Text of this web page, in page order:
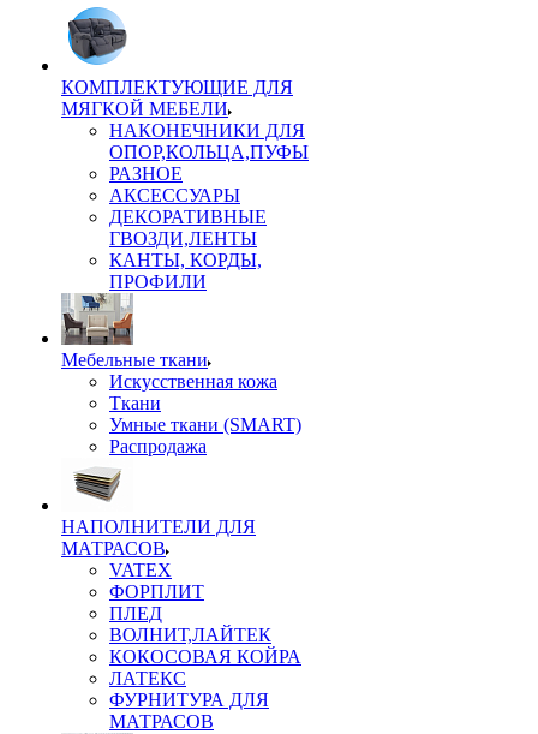
КОМПЛЕКТУЮЩИЕ ДЛЯ
МЯГКОЙ МЕБЕЛИ
НАКОНЕЧНИКИ ДЛЯ
ОПОР,КОЛЬЦА,ПУФЫ
РАЗНОЕ
АКСЕССУАРЫ
ДЕКОРАТИВНЫЕ
ГВОЗДИ,ЛЕНТЫ
КАНТЫ, КОРДЫ,
ПРОФИЛИ
Мебельные ткани
Искусственная кожа
Ткани
Умные ткани (SMART)
Распродажа
НАПОЛНИТЕЛИ ДЛЯ
МАТРАСОВ
VATEX
ФОРПЛИТ
ПЛЕД
ВОЛНИТ,ЛАЙТЕК
КОКОСОВАЯ КОЙРА
ЛАТЕКС
ФУРНИТУРА ДЛЯ
МАТРАСОВ